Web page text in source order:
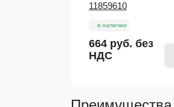
11859610
в наличии
664 руб. без
НДС